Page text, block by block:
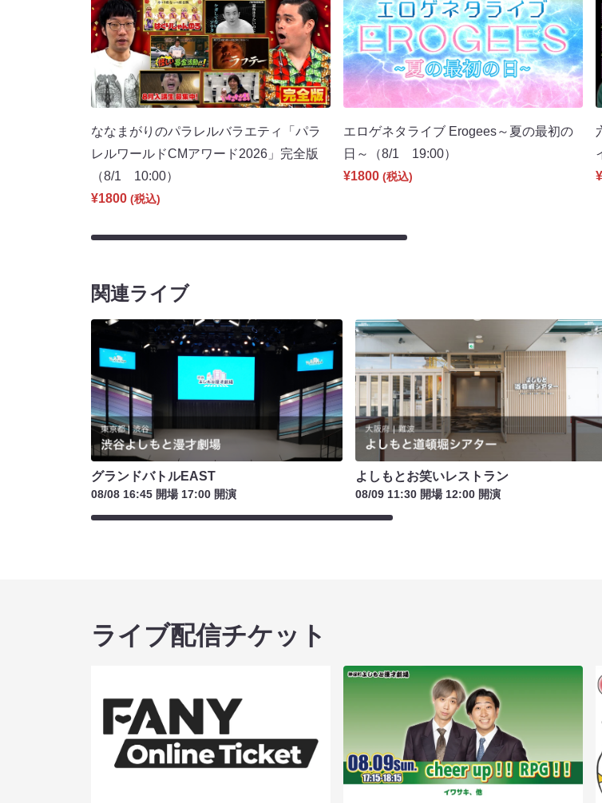
ななまがりのパラレルバラエティ「パラ
レルワールドCMアワード2026」完全版
（8/1 10:00）
¥1800 (税込)
エロゲネタライブ Erogees～夏の最初の
日～（8/1 19:00）
¥1800 (税込)
関連ライブ
グランドバトルEAST
08/08 16:45 開場 17:00 開演
よしもとお笑いレストラン
08/09 11:30 開場 12:00 開演
ライブ配信チケット